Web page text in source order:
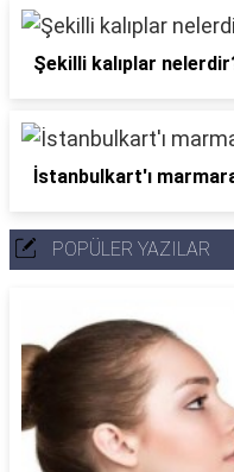
Şekilli kalıplar
İstanbulkart'ı
POPÜLER YAZILAR